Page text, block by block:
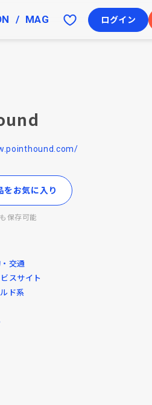
MAG ログイン
をお気に入り
保存可能
交通
スサイト
ド系